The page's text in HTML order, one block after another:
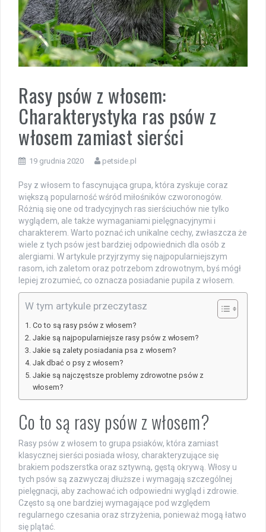
Rasy psów z włosem:
Charakterystyka ras psów z
włosem zamiast sierści
19 grudnia 2020 petside.pl
Psy z włosem to fascynująca grupa, która zyskuje coraz
większą popularność wśród miłośników czworonogów.
Różnią się one od tradycyjnych ras sierściuchów nie tylko
wyglądem, ale także wymaganiami pielęgnacyjnymi i
charakterem. Warto poznać ich unikalne cechy, zwłaszcza że
wiele z tych psów jest bardziej odpowiednich dla osób z
alergiami. W artykule przyjrzymy się najpopularniejszym
rasom, ich zaletom oraz potrzebom zdrowotnym, byś mógł
lepiej zrozumieć, co oznacza posiadanie pupila z włosem.
W tym artykule przeczytasz
Co to są rasy psów z włosem?
Jakie są najpopularniejsze rasy psów z włosem?
Jakie są zalety posiadania psa z włosem?
Jak dbać o psy z włosem?
Jakie są najczęstsze problemy zdrowotne psów z
włosem?
Co to są rasy psów z włosem?
Rasy psów z włosem to grupa psiaków, która zamiast
klasycznej sierści posiada włosy, charakteryzujące się
brakiem podszerstka oraz sztywną, gęstą okrywą. Włosy u
tych psów są zazwyczaj dłuższe i wymagają szczególnej
pielęgnacji, aby zachować ich odpowiedni wygląd i zdrowie.
Często są one bardziej wymagające pod względem
regularnego czesania oraz strzyżenia, ponieważ mogą łatwo
się plątać.